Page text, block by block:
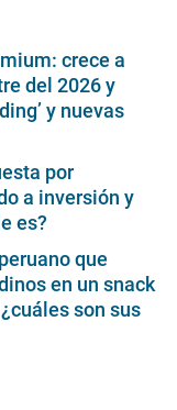
crece a
del 2026 y
y nuevas
por
a inversión y
es?
que
en un snack
son sus